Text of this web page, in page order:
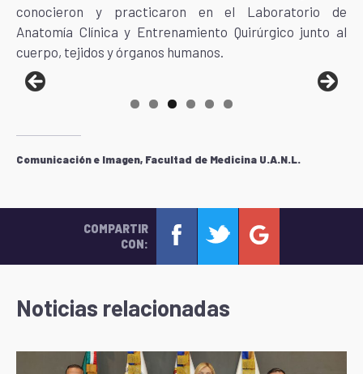
conocieron y practicaron en el Laboratorio de
Anatomía Clínica y Entrenamiento Quirúrgico junto al
cuerpo, tejidos y órganos humanos.
Comunicación e Imagen, Facultad de Medicina U.A.N.L.
COMPARTIR
CON:
Noticias relacionadas